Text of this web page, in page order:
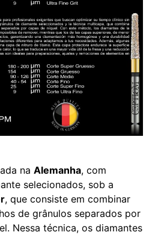
na Alemanha, com
selecionados, sob a
, que consiste em combinar
de grânulos separados por
Nessa técnica, os diamantes